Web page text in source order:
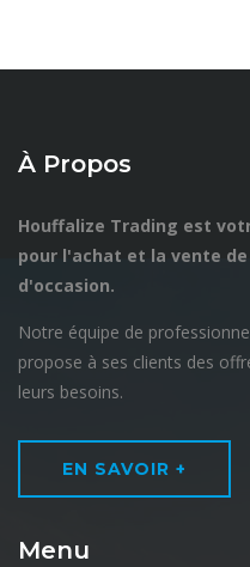
À Propos
Houffalize Trading est
pour l'achat et la vente
d'occasion.
Notre équipe de
propose à ses clients des
leurs besoins.
EN SAVOIR +
Menu